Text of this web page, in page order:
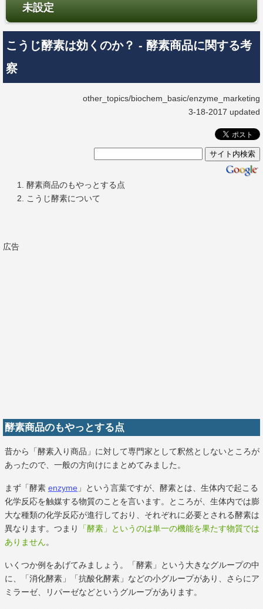
未設定
こうじ酵素は効くのか？ - 酵素商品に関する考
察
other_topics/biochem_basic/enzyme_marketing
3-18-2017 updated
酵素商品のもやっとする点
こうじ酵素について
広告
酵素商品のもやっとする点
昔から「酵素入り商品」に対して専門家として釈然としないところが
あったので、一般の方向けにまとめてみました。
まず「酵素 enzyme 」という言葉ですが、酵素とは、生体内で起こる
化学反応を触媒する物質のことを言います。ところが、生体内では膨
大な種類の化学反応が進行しており、それぞれに必要とされる酵素は
異なります。つまり
「酵素」というのは単一の機能を果たす物質では
ありません。
いくつか例をあげてみましょう。「酵素」という大きなグループの中
に、「消化酵素」「抗酸化酵素」などの小グループがあり、さらにア
ミラーゼ、リパーゼなどというグループがあります。